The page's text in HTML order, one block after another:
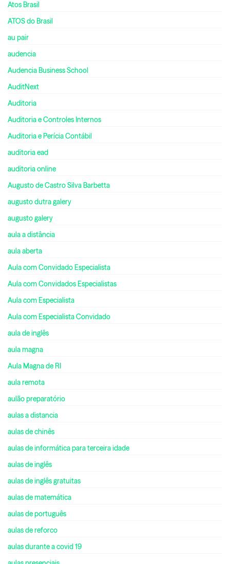
Atos Brasil
ATOS do Brasil
au pair
audencia
Audencia Business School
AuditNext
Auditoria
Auditoria e Controles Internos
Auditoria e Perícia Contábil
auditoria ead
auditoria online
Augusto de Castro Silva Barbetta
augusto dutra galery
augusto galery
aula a distância
aula aberta
Aula com Convidado Especialista
Aula com Convidados Especialistas
Aula com Especialista
Aula com Especialista Convidado
aula de inglês
aula magna
Aula Magna de RI
aula remota
aulão preparatório
aulas a distancia
aulas de chinês
aulas de informática para terceira idade
aulas de inglês
aulas de inglês gratuitas
aulas de matemática
aulas de português
aulas de reforco
aulas durante a covid 19